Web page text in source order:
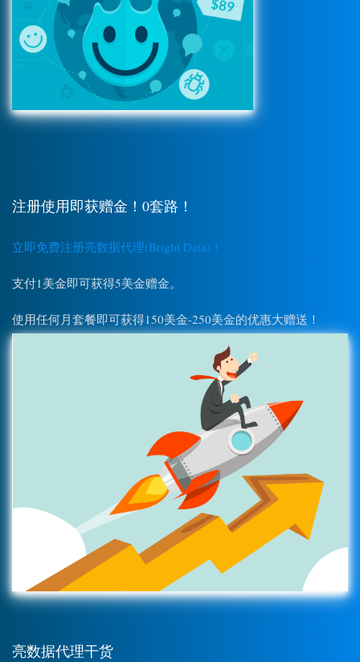
注册使用即获赠金！0套路！
立即免费注册亮数据代理(Bright Data)！
支付1美金即可获得5美金赠金。
使用任何月套餐即可获得150美金-250美金的优惠大赠送！
亮数据代理干货